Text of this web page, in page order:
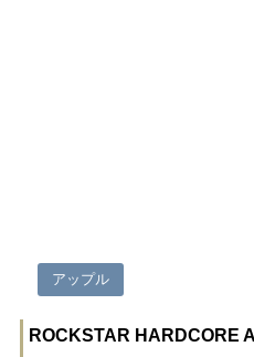
アップル
ROCKSTAR HARDCORE